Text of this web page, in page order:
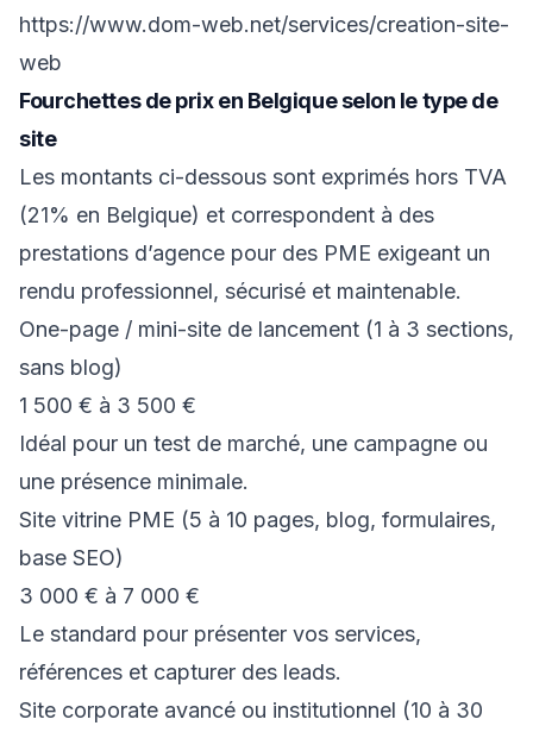
https://www.dom-web.net/services/creation-site-
web
Fourchettes de prix en Belgique selon le type de
site
Les montants ci-dessous sont exprimés hors TVA
(21% en Belgique) et correspondent à des
prestations d’agence pour des PME exigeant un
rendu professionnel, sécurisé et maintenable.
One-page / mini-site de lancement (1 à 3 sections,
sans blog)
1 500 € à 3 500 €
Idéal pour un test de marché, une campagne ou
une présence minimale.
Site vitrine PME (5 à 10 pages, blog, formulaires,
base SEO)
3 000 € à 7 000 €
Le standard pour présenter vos services,
références et capturer des leads.
Site corporate avancé ou institutionnel (10 à 30